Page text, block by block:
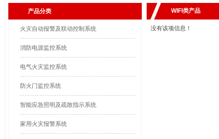
产品分类
火灾自动报警及联动控制系统
消防电源监控系统
电气火灾监控系统
防火门监控系统
智能应急照明及疏散指示系统
家用火灾报警系统
WIFI类产品
没有该项信息！